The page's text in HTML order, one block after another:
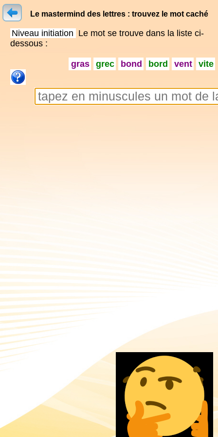
Le mastermind des lettres : trouvez le mot caché
Niveau initiation Le mot se trouve dans la liste ci-
dessous :
gras grec bond bord vent vite